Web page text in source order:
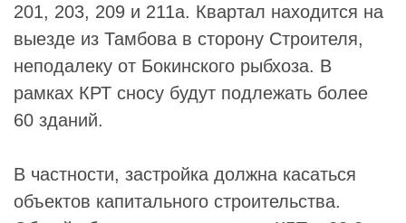
201, 203, 209 и 211а. Квартал находится на
выезде из Тамбова в сторону Строителя,
неподалеку от Бокинского рыбхоза. В
рамках КРТ сносу будут подлежать более
60 зданий.
В частности, застройка должна касаться
объектов капитального строительства.